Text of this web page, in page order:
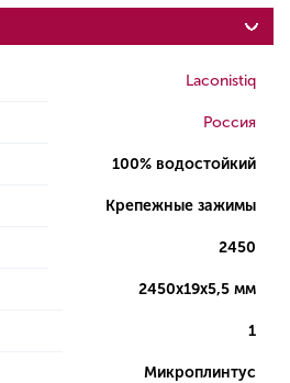
Laconistiq
Россия
100% водостойкий
Крепежные зажимы
2450
2450x19x5,5 мм
1
Микроплинтус